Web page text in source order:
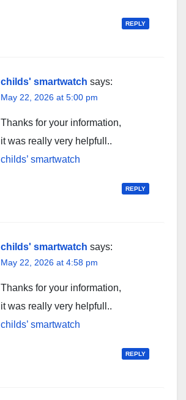
REPLY
childs' smartwatch says:
May 22, 2026 at 5:00 pm
Thanks for your information,
it was really very helpfull..
childs’ smartwatch
REPLY
childs' smartwatch says:
May 22, 2026 at 4:58 pm
Thanks for your information,
it was really very helpfull..
childs’ smartwatch
REPLY